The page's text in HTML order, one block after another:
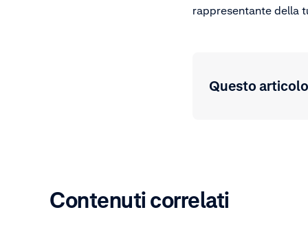
rappresentante della
Questo
Contenuti correlati